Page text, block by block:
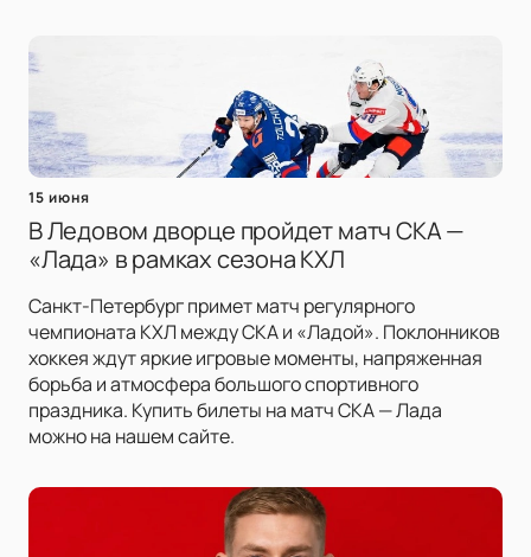
15 июня
В Ледовом дворце пройдет матч СКА —
«Лада» в рамках сезона КХЛ
Санкт-Петербург примет матч регулярного
чемпионата КХЛ между СКА и «Ладой». Поклонников
хоккея ждут яркие игровые моменты, напряженная
борьба и атмосфера большого спортивного
праздника. Купить билеты на матч СКА — Лада
можно на нашем сайте.